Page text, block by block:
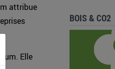
attribue
Elle
BOIS & CO2